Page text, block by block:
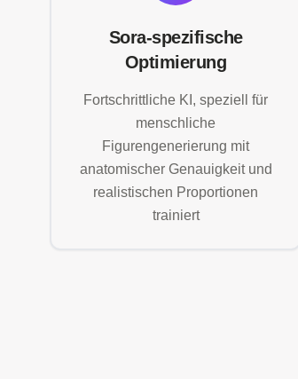
Sora-spezifische
Optimierung
Fortschrittliche KI, speziell für
menschliche
Figurengenerierung mit
anatomischer Genauigkeit und
realistischen Proportionen
trainiert